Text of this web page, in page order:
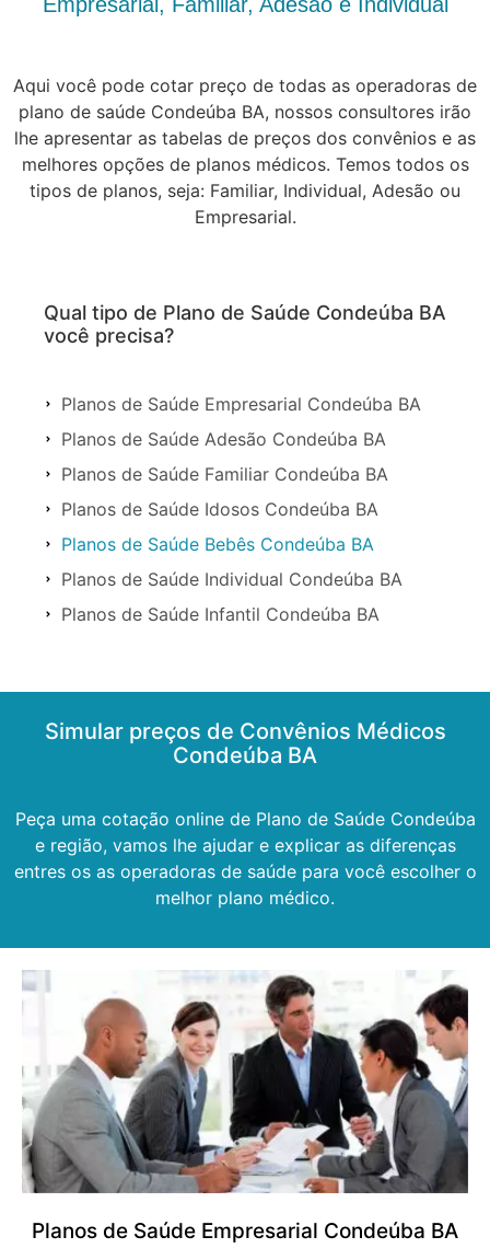
Aqui você pode cotar preço de todas as operadoras de
plano de saúde Condeúba BA, nossos consultores irão
lhe apresentar as tabelas de preços dos convênios e as
melhores opções de planos médicos. Temos todos os
tipos de planos, seja: Familiar, Individual, Adesão ou
Empresarial.
Qual tipo de Plano de Saúde Condeúba BA
você precisa?
Planos de Saúde Empresarial Condeúba BA
Planos de Saúde Adesão Condeúba BA
Planos de Saúde Familiar Condeúba BA
Planos de Saúde Idosos Condeúba BA
Planos de Saúde Bebês Condeúba BA
Planos de Saúde Individual Condeúba BA
Planos de Saúde Infantil Condeúba BA
Simular preços de Convênios Médicos
Condeúba BA
Peça uma cotação online de Plano de Saúde Condeúba
e região, vamos lhe ajudar e explicar as diferenças
entres os as operadoras de saúde para você escolher o
melhor plano médico.
Planos de Saúde Empresarial Condeúba BA